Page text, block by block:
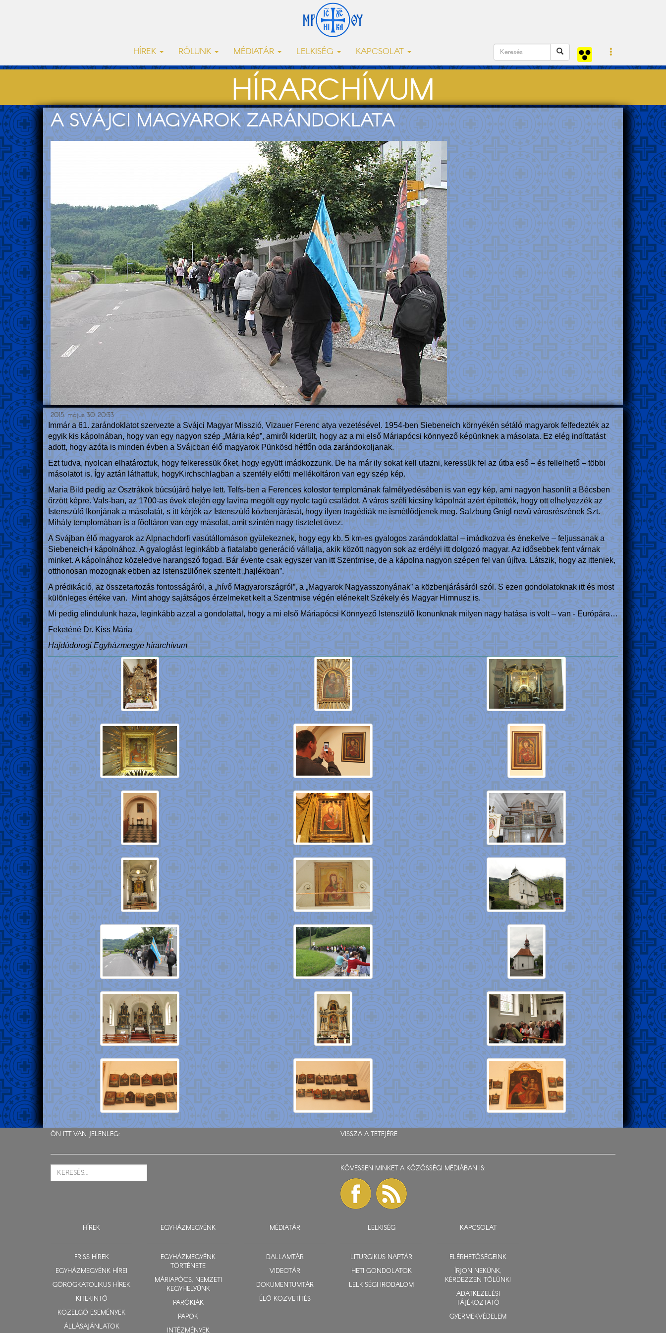
HÍREK RÓLUNK MÉDIATÁR LELKISÉG KAPCSOLAT
HÍRARCHÍVUM
A SVÁJCI MAGYAROK ZARÁNDOKLATA
2015. május 30. 20:33
Immár a 61. zarándoklatot szervezte a Svájci Magyar Misszió, Vizauer Ferenc atya vezetésével. 1954-ben Siebeneich környékén sétáló magyarok felfedezték az
egyik kis kápolnában, hogy van egy nagyon szép „Mária kép”, amiről kiderült, hogy az a mi első Máriapócsi könnyező képünknek a másolata. Ez elég indíttatást
adott, hogy azóta is minden évben a Svájcban élő magyarok Pünkösd hétfőn oda zarándokoljanak.
Ezt tudva, nyolcan elhatároztuk, hogy felkeressük őket, hogy együtt imádkozzunk. De ha már ily sokat kell utazni, keressük fel az útba eső – és fellelhető – többi
másolatot is. Így aztán láthattuk, hogyKirchschlagban a szentély előtti mellékoltáron van egy szép kép.
Maria Bild pedig az Osztrákok búcsújáró helye lett. Telfs-ben a Ferences kolostor templomának falmélyedésében is van egy kép, ami nagyon hasonlít a Bécsben
őrzött képre. Vals-ban, az 1700-as évek elején egy lavina megölt egy nyolc tagú családot. A város széli kicsiny kápolnát azért építették, hogy ott elhelyezzék az
Istenszülő Ikonjának a másolatát, s itt kérjék az Istenszülő közbenjárását, hogy ilyen tragédiák ne ismétlődjenek meg. Salzburg Gnigl nevű városrészének Szt.
Mihály templomában is a főoltáron van egy másolat, amit szintén nagy tisztelet övez.
A Svájban élő magyarok az Alpnachdorfi vasútállomáson gyülekeznek, hogy egy kb. 5 km-es gyalogos zarándoklattal – imádkozva és énekelve – feljussanak a
Siebeneich-i kápolnához. A gyaloglást leginkább a fiatalabb generáció vállalja, akik között nagyon sok az erdélyi itt dolgozó magyar. Az idősebbek fent várnak
minket. A kápolnához közeledve harangszó fogad. Bár évente csak egyszer van itt Szentmise, de a kápolna nagyon szépen fel van újítva. Látszik, hogy az itteniek,
otthonosan mozognak ebben az Istenszülőnek szentelt „hajlékban”.
A prédikáció, az összetartozás fontosságáról, a „hívő Magyarországról”, a „Magyarok Nagyasszonyának” a közbenjárásáról szól. S ezen gondolatoknak itt és most
különleges értéke van. Mint ahogy sajátságos érzelmeket kelt a Szentmise végén elénekelt Székely és Magyar Himnusz is.
Mi pedig elindulunk haza, leginkább azzal a gondolattal, hogy a mi első Máriapócsi Könnyező Istenszülő Ikonunknak milyen nagy hatása is volt – van - Európára…
Feketéné Dr. Kiss Mária
Hajdúdorogi Egyházmegye hírarchívum
ÖN ITT VAN JELENLEG: VISSZA A TETEJÉRE
KÖVESSEN MINKET A KÖZÖSSÉGI MÉDIÁBAN IS:
HÍREK
FRISS HÍREK
EGYHÁZMEGYÉNK HÍREI
GÖRÖGKATOLIKUS HÍREK
KITEKINTŐ
KÖZELGŐ ESEMÉNYEK
ÁLLÁSAJÁNLATOK
EGYHÁZMEGYÉNK
EGYHÁZMEGYÉNK
TÖRTÉNETE
MÁRIAPÓCS, NEMZETI
KEGYHELYÜNK
PARÓKIÁK
PAPOK
INTÉZMÉNYEK
MÉDIATÁR
DALLAMTÁR
VIDEOTÁR
DOKUMENTUMTÁR
ÉLŐ KÖZVETÍTÉS
LELKISÉG
LITURGIKUS NAPTÁR
HETI GONDOLATOK
LELKISÉGI IRODALOM
KAPCSOLAT
ELÉRHETŐSÉGEINK
ÍRJON NEKÜNK,
KÉRDEZZEN TŐLÜNK!
ADATKEZELÉSI
TÁJÉKOZTATÓ
GYERMEKVÉDELEM